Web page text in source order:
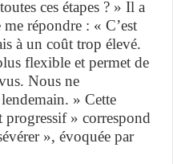
ces étapes ? » Il a
répondre : « C’est
à un coût trop élevé.
flexible et permet de
Nous ne
» Cette
» correspond
», évoquée par